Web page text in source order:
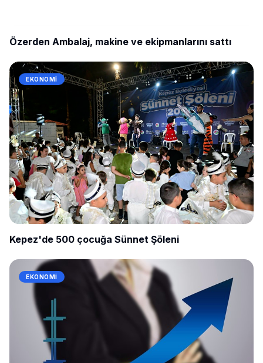
Özerden Ambalaj, makine ve ekipmanlarını sattı
EKONOMI
Kepez'de 500 çocuğa Sünnet Şöleni
EKONOMI